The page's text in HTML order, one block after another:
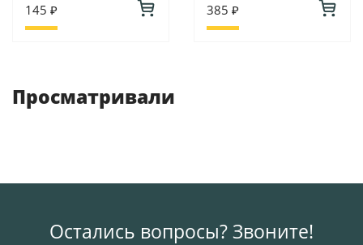
145 ₽ 385 ₽
Просматривали
Остались вопросы? Звоните!